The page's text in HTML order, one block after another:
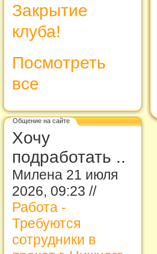
Закрытие
клуба!
Посмотреть
все
Общение на сайте
Хочу
подработать ..
Милена 21 июля
2026, 09:23 //
Работа -
Требуются
сотрудники в